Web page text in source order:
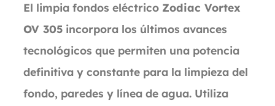
El limpia fondos eléctrico Zodiac Vortex
OV 305 incorpora los últimos avances
tecnológicos que permiten una potencia
definitiva y constante para la limpieza del
fondo, paredes y línea de agua. Utiliza